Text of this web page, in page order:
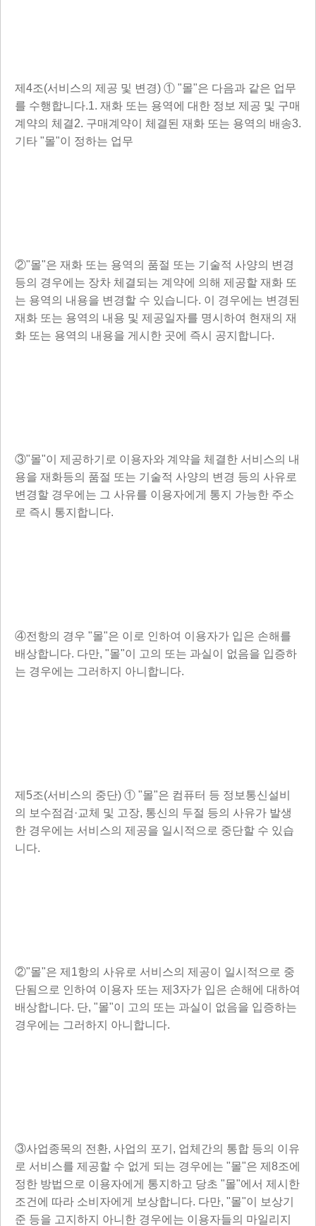
제4조(서비스의 제공 및 변경) ① "몰"은 다음과 같은 업무
를 수행합니다.1. 재화 또는 용역에 대한 정보 제공 및 구매
계약의 체결2. 구매계약이 체결된 재화 또는 용역의 배송3.
기타 "몰"이 정하는 업무
②"몰"은 재화 또는 용역의 품절 또는 기술적 사양의 변경
등의 경우에는 장차 체결되는 계약에 의해 제공할 재화 또
는 용역의 내용을 변경할 수 있습니다. 이 경우에는 변경된
재화 또는 용역의 내용 및 제공일자를 명시하여 현재의 재
화 또는 용역의 내용을 게시한 곳에 즉시 공지합니다.
③"몰"이 제공하기로 이용자와 계약을 체결한 서비스의 내
용을 재화등의 품절 또는 기술적 사양의 변경 등의 사유로
변경할 경우에는 그 사유를 이용자에게 통지 가능한 주소
로 즉시 통지합니다.
④전항의 경우 "몰"은 이로 인하여 이용자가 입은 손해를
배상합니다. 다만, "몰"이 고의 또는 과실이 없음을 입증하
는 경우에는 그러하지 아니합니다.
제5조(서비스의 중단) ① "몰"은 컴퓨터 등 정보통신설비
의 보수점검·교체 및 고장, 통신의 두절 등의 사유가 발생
한 경우에는 서비스의 제공을 일시적으로 중단할 수 있습
니다.
②"몰"은 제1항의 사유로 서비스의 제공이 일시적으로 중
단됨으로 인하여 이용자 또는 제3자가 입은 손해에 대하여
배상합니다. 단, "몰"이 고의 또는 과실이 없음을 입증하는
경우에는 그러하지 아니합니다.
③사업종목의 전환, 사업의 포기, 업체간의 통합 등의 이유
로 서비스를 제공할 수 없게 되는 경우에는 "몰"은 제8조에
정한 방법으로 이용자에게 통지하고 당초 "몰"에서 제시한
조건에 따라 소비자에게 보상합니다. 다만, "몰"이 보상기
준 등을 고지하지 아니한 경우에는 이용자들의 마일리지